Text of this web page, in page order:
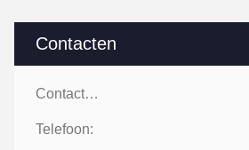
Contacten
Contacten:
Telefoon: